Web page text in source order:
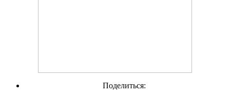
Поделиться: